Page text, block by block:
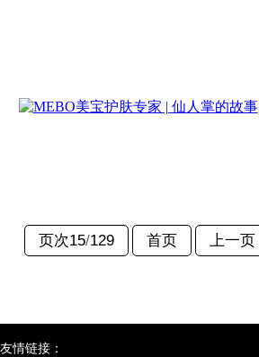
页次15/129 首页 上一页
友情链接：